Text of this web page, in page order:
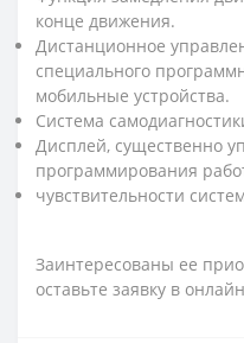
конце движения.
Дистанционное
специального
мобильные устройства.
Система
Дисплей, существенно
программирования
чувствительности
Заинтересованы ее
оставьте заявку в